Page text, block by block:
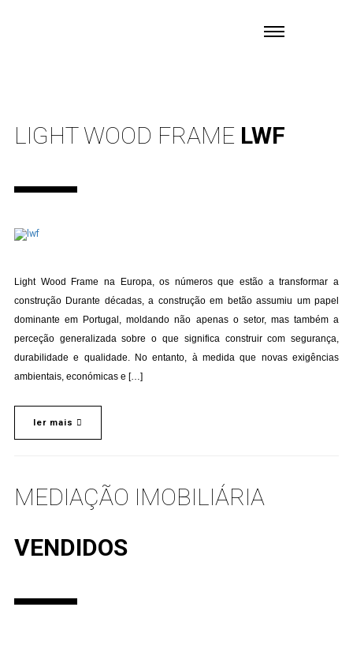
LIGHT WOOD FRAME LWF
Light Wood Frame na Europa, os números que estão a transformar a
construção Durante décadas, a construção em betão assumiu um papel
dominante em Portugal, moldando não apenas o setor, mas também a
perceção generalizada sobre o que significa construir com segurança,
durabilidade e qualidade. No entanto, à medida que novas exigências
ambientais, económicas e […]
ler mais
MEDIAÇÃO IMOBILIÁRIA
VENDIDOS